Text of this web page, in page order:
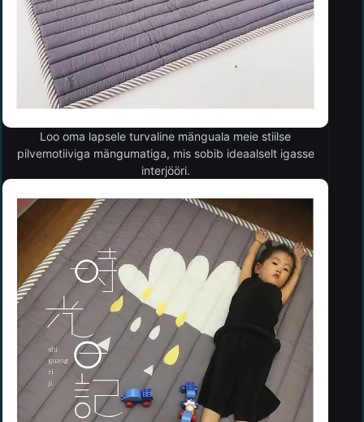
Loo oma lapsele turvaline mänguala meie stiilse
pilvemotiiviga mängumatiga, mis sobib ideaalselt igasse
interjööri.